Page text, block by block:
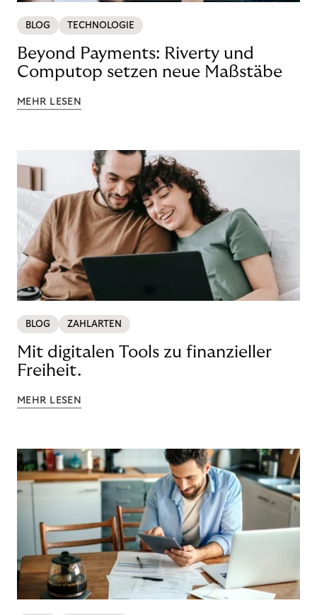
BLOG TECHNOLOGIE
Beyond Payments: Riverty und
Computop setzen neue Maßstäbe
MEHR LESEN
BLOG ZAHLARTEN
Mit digitalen Tools zu finanzieller
Freiheit.
MEHR LESEN